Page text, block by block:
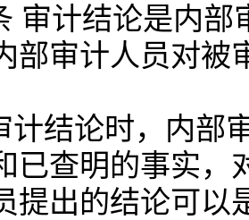
审计结论是内
部审计人员对被
计结论时，内部
已查明的事实，
提出的结论可以